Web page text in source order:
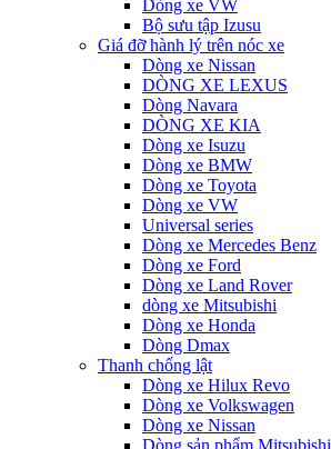
Dòng xe VW
Bộ sưu tập Izusu
Giá đỡ hành lý trên nóc xe
Dòng xe Nissan
DÒNG XE LEXUS
Dòng Navara
DÒNG XE KIA
Dòng xe Isuzu
Dòng xe BMW
Dòng xe Toyota
Dòng xe VW
Universal series
Dòng xe Mercedes Benz
Dòng xe Ford
Dòng xe Land Rover
dòng xe Mitsubishi
Dòng xe Honda
Dòng Dmax
Thanh chống lật
Dòng xe Hilux Revo
Dòng xe Volkswagen
Dòng xe Nissan
Dòng sản phẩm Mitsubishi